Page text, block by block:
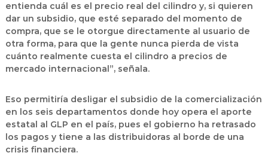
entienda cuál es el precio real del cilindro y, si quieren
dar un subsidio, que esté separado del momento de
compra, que se le otorgue directamente al usuario de
otra forma, para que la gente nunca pierda de vista
cuánto realmente cuesta el cilindro a precios de
mercado internacional”, señala.
Eso permitiría desligar el subsidio de la comercialización
en los seis departamentos donde hoy opera el aporte
estatal al GLP en el país, pues el gobierno ha retrasado
los pagos y tiene a las distribuidoras al borde de una
crisis financiera.